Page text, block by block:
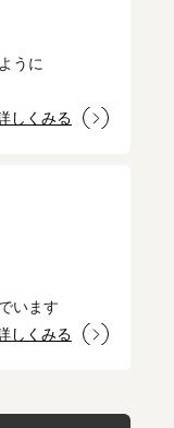
うに
しくみる
います
しくみる